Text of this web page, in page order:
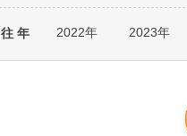
往 年 2022年 2023年